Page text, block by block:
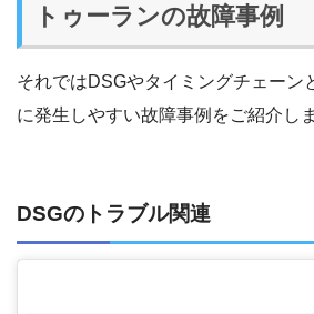
トゥーランの故障事例
それではDSGやタイミングチェーン
に発生しやすい故障事例をご紹介し
DSGのトラブル関連